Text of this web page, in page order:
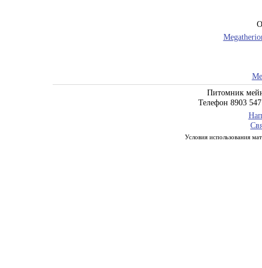
Питомник
Телефон 8903
Условия использования